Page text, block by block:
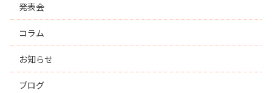
発表会
コラム
お知らせ
ブログ